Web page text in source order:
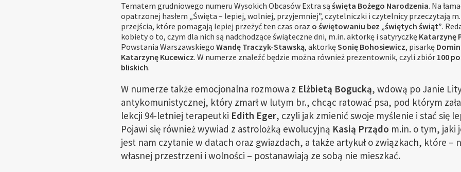
Tematem grudniowego numeru Wysokich Obcasów Extra są święta Bożego Narodzenia. Na
opatrzonej hasłem „Święta – lepiej, wolniej, przyjemniej”, czytelniczki i czytelnicy przeczytają
przejścia, które pomagają lepiej przeżyć ten czas oraz o świętowaniu bez „świętych świąt”.
kobiety o to, czym dla nich są nadchodzące świąteczne dni, m.in. aktorkę i satyryczkę Katarzynę
Powstania Warszawskiego Wandę Traczyk-Stawską, aktorkęSonię Bohosiewicz, pisarkę
Katarzynę Kucewicz. W numerze znaleźć będzie można również prezentownik, czyli zbiór 100
bliskich.
W numerze także emocjonalna rozmowa z Elżbietą Bogucką, wdową po Janie
antykomunistycznej, który zmarł w lutym br., chcąc ratować psa, pod którym
lekcji 94-letniej terapeutki Edith Eger, czyli jak zmienić swoje myślenie i stać się
Pojawi się również wywiad z astrolożką ewolucyjną Kasią Prządo m.in. o tym, jaki
jest nam czytanie w datach oraz gwiazdach, a także artykuł o związkach, które –
własnej przestrzeni i wolności – postanawiają ze sobą nie mieszkać.